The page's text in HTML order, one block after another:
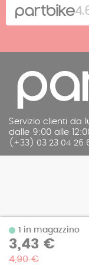
1 in magazzino
3,43 €
4,90 €
Note legali
Servizio clienti da
dalle 9:00 alle
(+33) 03 23 04 26